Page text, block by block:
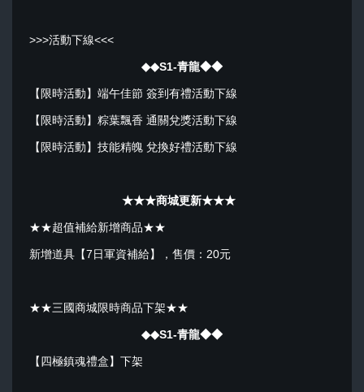
>>>活動下線<<<
◆◆S1-青龍◆◆
【限時活動】端午佳節 簽到有禮活動下線
【限時活動】粽葉飄香 通關兌獎活動下線
【限時活動】技能精魄 兌換好禮活動下線
★★★商城更新★★★
★★超值補給新增商品★★
新增道具【7日軍資補給】，售價：20元
★★三國商城限時商品下架★★
◆◆S1-青龍◆◆
【四極鎮魂禮盒】下架